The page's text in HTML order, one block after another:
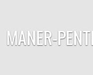
MANER-